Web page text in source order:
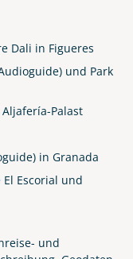
Dali in Figueres
und Park
Palast
in Granada
Escorial und
und